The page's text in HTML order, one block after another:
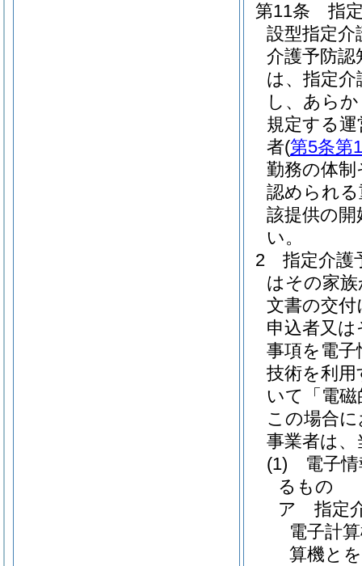
第11条
指
設型指定介
介護予防認
は、指定
し、あら
規定する
者(第5条第
勤務の体
認められ
該提供の
い。
2
指定介護
はその家
文書の交
申込者又
事項を電
技術を利
いて「電
この場合
事業者は
(1)
電子
るもの
ア
指定
電子計
算機と